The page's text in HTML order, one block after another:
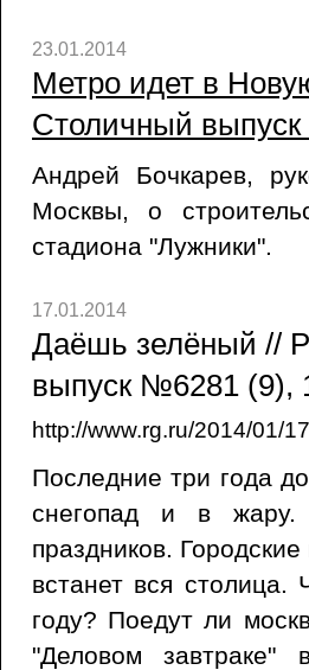
23.01.2014
Метро идет в
Столичный
Андрей Бочкарев,
Москвы, о
стадиона "Лужники".
17.01.2014
Даёшь зелёный //
выпуск №6281 (9),
http://www.rg.ru/2014/01/
Последние три года
снегопад и в
праздников.
встанет вся столица.
году? Поедут ли
"Деловом завтраке"